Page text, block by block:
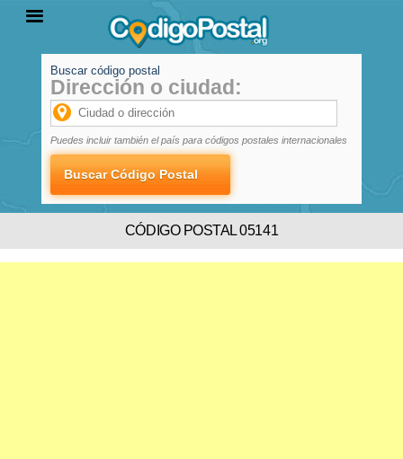
PROVINCIAS
LOCALIDADES
Buscar código postal
Dirección o ciudad:
Puedes incluir también el país para códigos postales internacionales
CÓDIGO POSTAL 05141